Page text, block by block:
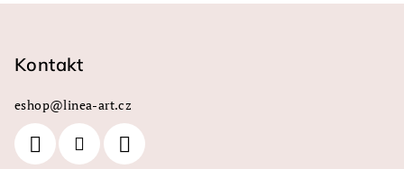
Kontakt
eshop@linea-art.cz